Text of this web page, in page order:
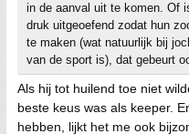
in de aanval uit te komen. Of
druk uitgeoefend zodat hun
te maken (wat natuurlijk bij
van de sport is), dat gebeurt
Als hij tot huilend toe niet
beste keus was als keeper.
hebben, lijkt het me ook